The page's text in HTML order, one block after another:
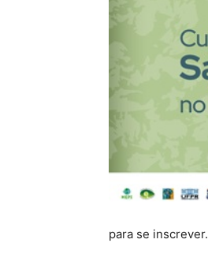
para se inscrever.